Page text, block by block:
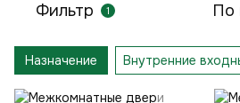
Фильтр 1 По
Назначение Внутренние